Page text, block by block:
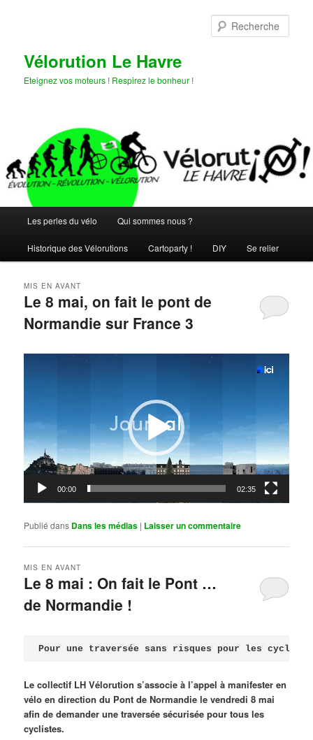
Vélorution Le Havre
Eteignez vos moteurs ! Respirez le bonheur !
principal
Les perles du vélo Qui sommes nous ?
Historique des Vélorutions Cartoparty ! DIY Se relier
Le 8 mai, on fait le pont de
Normandie sur France 3
MIS EN AVANT
00:00 02:35
Publié dans Dans les médias | Laisser un commentaire
Le 8 mai : On fait le Pont …
de Normandie !
MIS EN AVANT
Pour une traversée sans risques pour les
Le collectif LH Vélorution s’associe à l’appel à manifester en
vélo en direction du Pont de Normandie le vendredi 8 mai
afin de demander une traversée sécurisée pour tous les
cyclistes.